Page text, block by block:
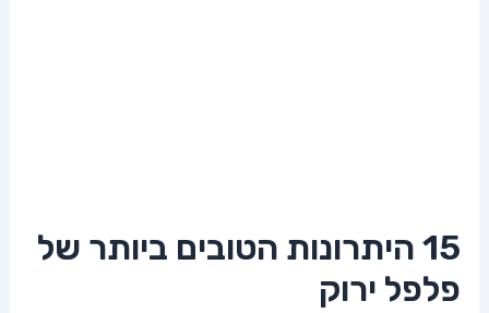
15 היתרונות הטובים ביותר של
פלפל ירוק